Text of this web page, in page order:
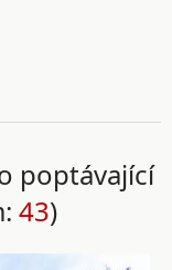
poptávající
43)